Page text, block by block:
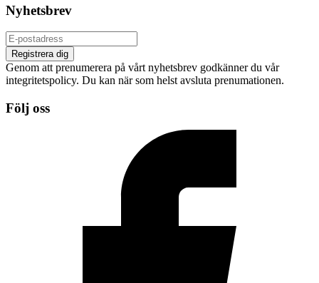
Nyhetsbrev
Registrera dig
Genom att prenumerera på vårt nyhetsbrev godkänner du vår
integritetspolicy. Du kan när som helst avsluta prenumationen.
Följ oss